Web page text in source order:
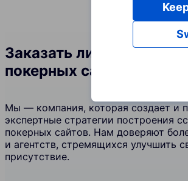
Заказать линкбилдинг
покерных сайтов
Мы — компания, которая создает и
экспертные стратегии построения
покерных сайтов. Нам доверяют
и агентств, стремящихся улучшить
присутствие.